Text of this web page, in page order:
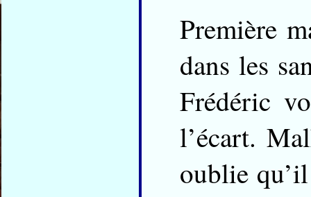
Première
dans les
Frédéric
l’écart.
oublie